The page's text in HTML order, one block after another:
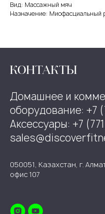
Вид: Массажный мяч
Назначение: Миофасциальный
КОНТАКТЫ
Домашнее и
оборудование: +7
Аксессуары: +7
050051, Казахстан, г.
офис 107